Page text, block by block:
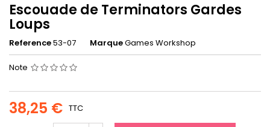
Escouade de Terminators Gardes
Loups
Reference53-07 MarqueGames Workshop
Note
38,25 € TTC